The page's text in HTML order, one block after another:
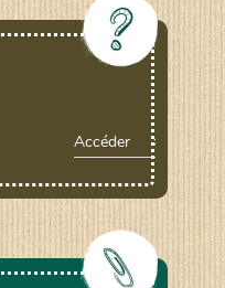
Accéder